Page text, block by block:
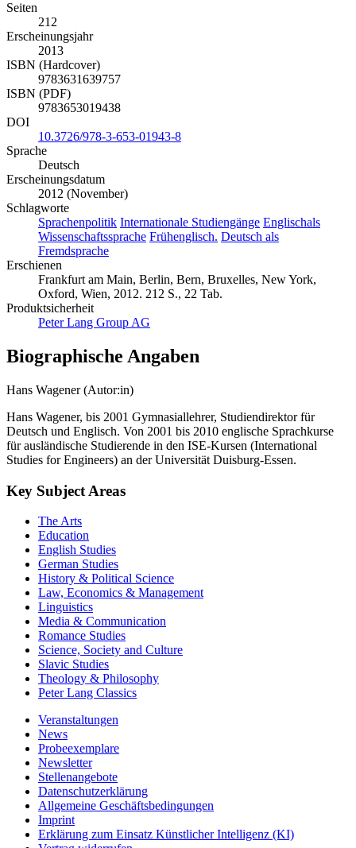
Seiten
212
Erscheinungsjahr
2013
ISBN (Hardcover)
9783631639757
ISBN (PDF)
9783653019438
DOI
10.3726/978-3-653-01943-8
Sprache
Deutsch
Erscheinungsdatum
2012 (November)
Schlagworte
Sprachenpolitik Internationale Studiengänge Englischals
Wissenschaftssprache Frühenglisch. Deutsch als
Fremdsprache
Erschienen
Frankfurt am Main, Berlin, Bern, Bruxelles, New York,
Oxford, Wien, 2012. 212 S., 22 Tab.
Produktsicherheit
Peter Lang Group AG
Biographische Angaben
Hans Wagener (Autor:in)
Hans Wagener, bis 2001 Gymnasiallehrer, Studiendirektor für
Deutsch und Englisch. Von 2001 bis 2010 englische Sprachkurse
für ausländische Studierende in den ISE-Kursen (International
Studies for Engineers) an der Universität Duisburg-Essen.
Key Subject Areas
The Arts
Education
English Studies
German Studies
History & Political Science
Law, Economics & Management
Linguistics
Media & Communication
Romance Studies
Science, Society and Culture
Slavic Studies
Theology & Philosophy
Peter Lang Classics
Veranstaltungen
News
Probeexemplare
Newsletter
Stellenangebote
Datenschutzerklärung
Allgemeine Geschäftsbedingungen
Imprint
Erklärung zum Einsatz Künstlicher Intelligenz (KI)